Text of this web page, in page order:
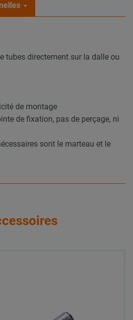
tubes directement sur la dalle ou
de montage
de fixation, pas de perçage, ni
sont le marteau et le